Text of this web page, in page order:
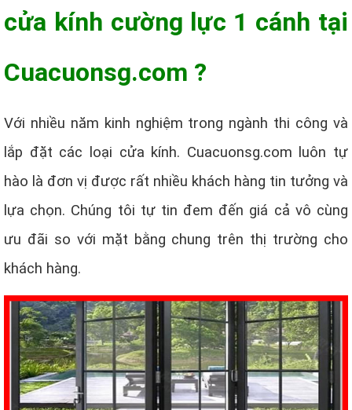
cửa kính cường lực 1 cánh tại
Cuacuonsg.com ?
Với nhiều năm kinh nghiệm trong ngành thi công và
lắp đặt các loại cửa kính. Cuacuonsg.com luôn tự
hào là đơn vị được rất nhiều khách hàng tin tưởng và
lựa chọn. Chúng tôi tự tin đem đến giá cả vô cùng
ưu đãi so với mặt bằng chung trên thị trường cho
khách hàng.